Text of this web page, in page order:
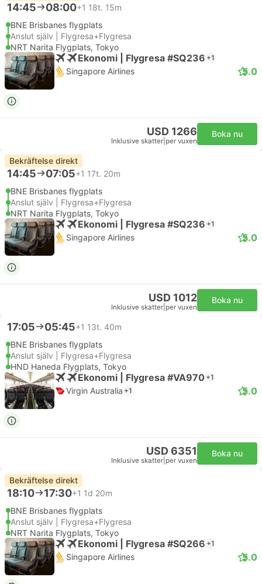
14:45 08:00+1 18t. 15m
BNE Brisbanes flygplats
Anslut själv | Flygresa+Flygresa
NRT Narita Flygplats, Tokyo
Ekonomi | Flygresa #SQ236 +1
Singapore Airlines 5.0
USD 1266
Inklusive skatter per vuxen
Boka nu
Bekräftelse direkt
14:45 07:05+1 17t. 20m
BNE Brisbanes flygplats
Anslut själv | Flygresa+Flygresa
NRT Narita Flygplats, Tokyo
Ekonomi | Flygresa #SQ236 +1
Singapore Airlines 5.0
USD 1012
Inklusive skatter per vuxen
Boka nu
17:05 05:45+1 13t. 40m
BNE Brisbanes flygplats
Anslut själv | Flygresa+Flygresa
HND Haneda Flygplats, Tokyo
Ekonomi | Flygresa #VA970 +1
Virgin Australia +1 5.0
USD 6351
Inklusive skatter per vuxen
Boka nu
Bekräftelse direkt
18:10 17:30+1 1d 20m
BNE Brisbanes flygplats
Anslut själv | Flygresa+Flygresa
NRT Narita Flygplats, Tokyo
Ekonomi | Flygresa #SQ266 +1
Singapore Airlines 5.0